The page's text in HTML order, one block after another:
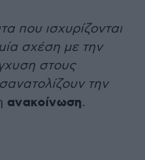
που ισχυρίζονται
σχέση με την
στους
την
ανακοίνωση.